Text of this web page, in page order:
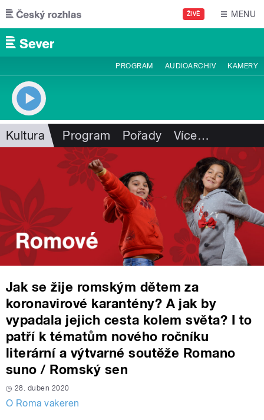
Přejít k hlavnímu obsahu
ŽIVĚ MENU
PROGRAM AUDIOARCHIV KAMERY
Kultura Program Pořady Více…
Jak se žije romským dětem za
koronavirové karantény? A jak by
vypadala jejich cesta kolem světa? I to
patří k tématům nového ročníku
literární a výtvarné soutěže Romano
suno / Romský sen
28. duben 2020
O Roma vakeren